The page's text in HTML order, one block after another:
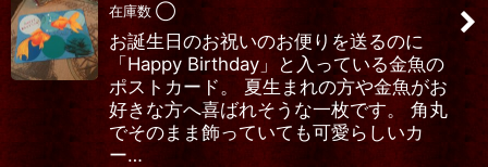
在庫数 ◯
お誕生日のお祝いのお便りを送るのに
「Happy Birthday」と入っている金魚の
ポストカード。 夏生まれの方や金魚がお
好きな方へ喜ばれそうな一枚です。 角丸
でそのまま飾っていても可愛らしいカ
ー…